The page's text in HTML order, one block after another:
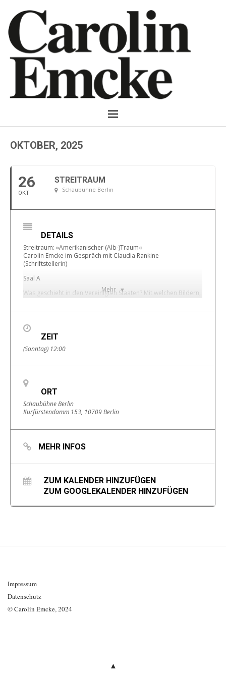
OKTOBER, 2025
26
OKT
STREITRAUM
Schaubühne Berlin
Mehr
DETAILS
Streitraum: »Amerikanischer (Alb-)Traum«
Carolin Emcke im Gespräch mit Claudia Rankine
(Schriftstellerin)
Saal A
Was geschieht in den Vereinigten Staaten? Mit welchen Bildern,
Demokatrie beschreiben, wenn auch die Begriffe selbst
Was von dem, was unter Donald Trump zu sehen ist, ist neu,
was hat lange Tradition? Woher kann Widerspruch und
Widerstand kommen?
und Julia Wardetzki.
ZEIT
(Sonntag) 12:00
ORT
Schaubühne Berlin
Kurfürstendamm 153, 10709 Berlin
MEHR INFOS
ZUM KALENDER HINZUFÜGEN
ZUM GOOGLEKALENDER HINZUFÜGEN
Impressum
Datenschutz
© Carolin Emcke, 2024